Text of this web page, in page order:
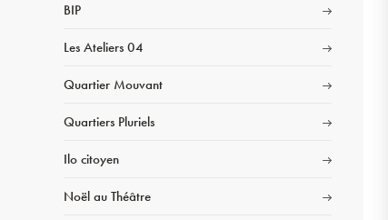
BIP
Les Ateliers 04
Quartier Mouvant
Quartiers Pluriels
Ilo citoyen
Noël au Théâtre